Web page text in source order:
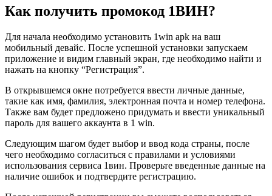
Как получить промокод 1ВИН?
Для начала необходимо установить 1win apk на ваш
мобильный девайс. После успешной установки запускаем
приложение и видим главный экран, где необходимо найти и
нажать на кнопку “Регистрация”.
В открывшемся окне потребуется ввести личные данные,
такие как имя, фамилия, электронная почта и номер телефона.
Также вам будет предложено придумать и ввести уникальный
пароль для вашего аккаунта в 1 win.
Следующим шагом будет выбор и ввод кода страны, после
чего необходимо согласиться с правилами и условиями
использования сервиса 1вин. Проверьте введенные данные на
наличие ошибок и подтвердите регистрацию.